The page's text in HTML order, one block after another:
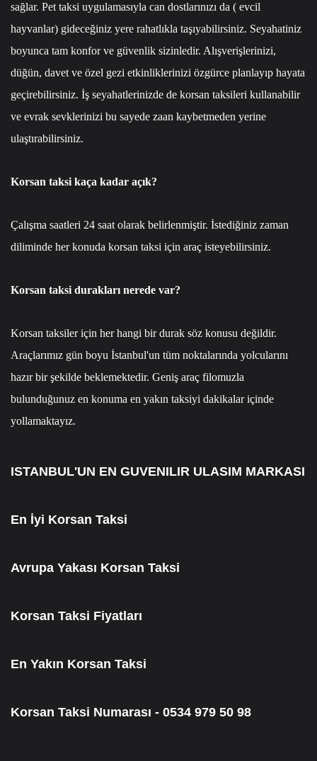
sağlar. Pet taksi uygulamasıyla can dostlarınızı da ( evcil
hayvanlar) gideceğiniz yere rahatlıkla taşıyabilirsiniz. Seyahatiniz
boyunca tam konfor ve güvenlik sizinledir. Alışverişlerinizi,
düğün, davet ve özel gezi etkinliklerinizi özgürce planlayıp hayata
geçirebilirsiniz. İş seyahatlerinizde de korsan taksileri kullanabilir
ve evrak sevklerinizi bu sayede zaan kaybetmeden yerine
ulaştırabilirsiniz.
Korsan taksi kaça kadar açık?
Çalışma saatleri 24 saat olarak belirlenmiştir. İstediğiniz zaman
diliminde her konuda korsan taksi için araç isteyebilirsiniz.
Korsan taksi durakları nerede var?
Korsan taksiler için her hangi bir durak söz konusu değildir.
Araçlarımız gün boyu İstanbul'un tüm noktalarında yolcularını
hazır bir şekilde beklemektedir. Geniş araç filomuzla
bulunduğunuz en konuma en yakın taksiyi dakikalar içinde
yollamaktayız.
ISTANBUL'UN EN GUVENILIR ULASIM MARKASI
En İyi Korsan Taksi
Avrupa Yakası Korsan Taksi
Korsan Taksi Fiyatları
En Yakın Korsan Taksi
Korsan Taksi Numarası - 0534 979 50 98